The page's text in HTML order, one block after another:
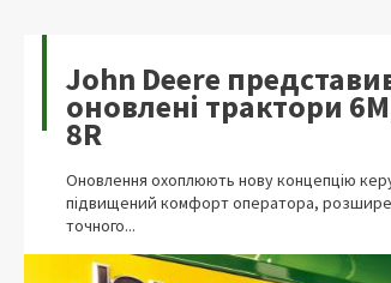
John Deere
оновлені трактори
8R
Оновлення охоплюють нову концепцію
підвищений комфорт оператора,
точного...